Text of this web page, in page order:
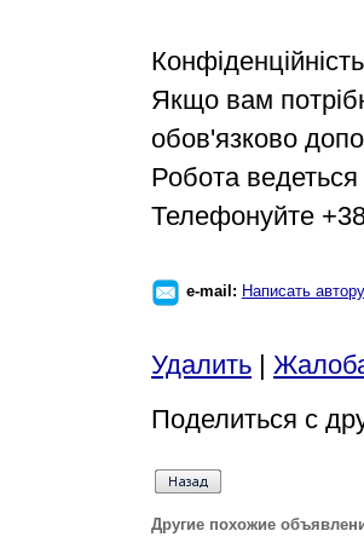
Якщо вам
обов'язково
Робота ведеться
Телефонуйте
e-mail: Написать автору
Удалить |
Поделиться с
Другие похожие